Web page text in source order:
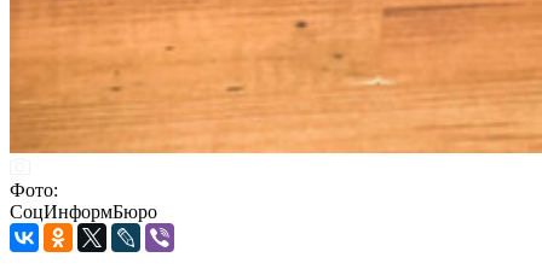
Фото:
СоцИнформБюро